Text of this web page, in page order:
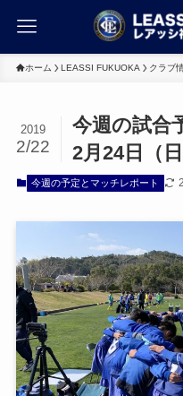
ホーム LEASSI FUKUOKA クラブ
今週の試合
2月24日（日
2019
2/22
今週の予定とマッチレポート